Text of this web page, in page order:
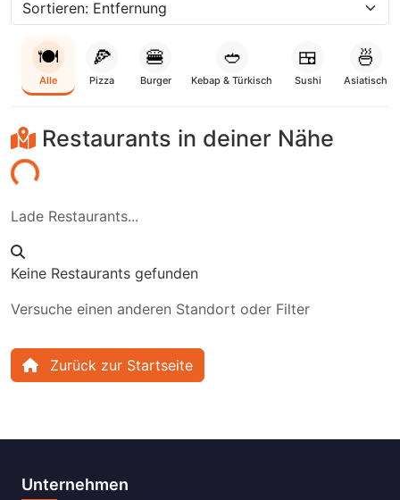
🍽️
Alle
🍕
Pizza
🍔
Burger
🥙
Kebap & Türkisch
🍱
Sushi
🍜
Asiatisch
Restaurants in deiner Nähe
Lade Restaurants...
Keine Restaurants gefunden
Versuche einen anderen Standort oder Filter
Zurück zur Startseite
Unternehmen